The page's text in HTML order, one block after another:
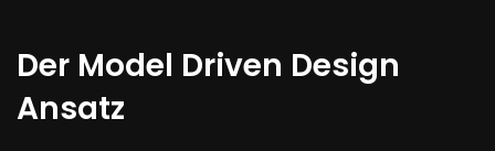
Der Model Driven Design
Ansatz